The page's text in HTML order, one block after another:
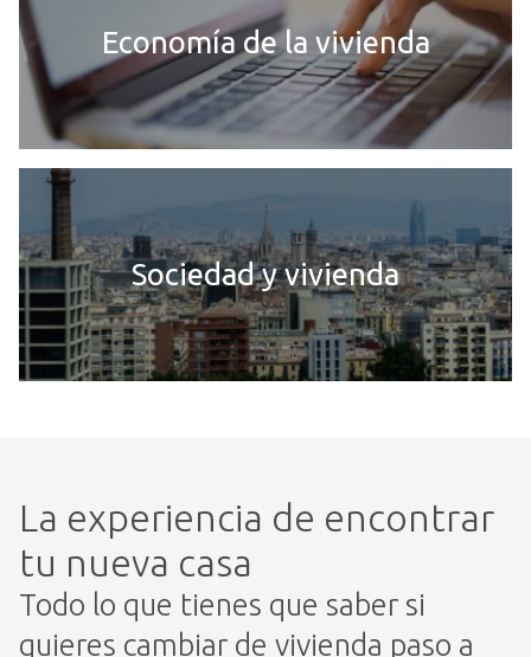
Economía de la vivienda
Sociedad y vivienda
La experiencia de encontrar
tu nueva casa
Todo lo que tienes que saber si
quieres cambiar de vivienda paso a